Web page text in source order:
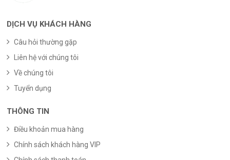
DỊCH VỤ KHÁCH HÀNG
Câu hỏi thường gặp
Liên hệ với chúng tôi
Về chúng tôi
Tuyển dụng
THÔNG TIN
Điều khoản mua hàng
Chính sách khách hàng VIP